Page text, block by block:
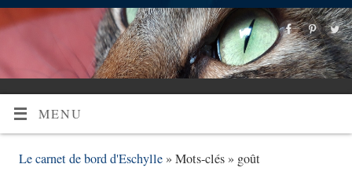
MENU
Le carnet de bord d'Eschylle » Mots-clés » goût